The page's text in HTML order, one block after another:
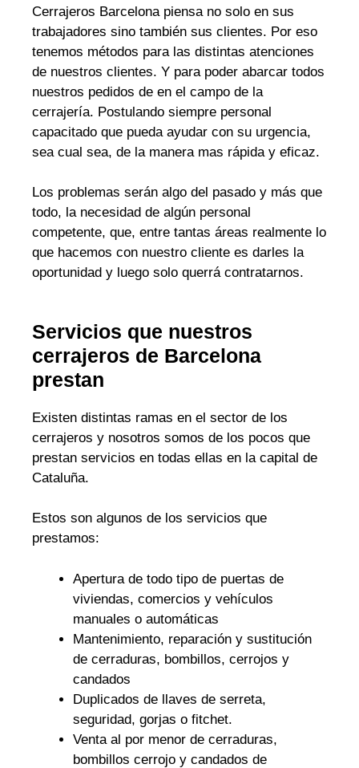
Cerrajeros Barcelona piensa no solo en sus
trabajadores sino también sus clientes. Por eso
tenemos métodos para las distintas atenciones
de nuestros clientes. Y para poder abarcar todos
nuestros pedidos de en el campo de la
cerrajería. Postulando siempre personal
capacitado que pueda ayudar con su urgencia,
sea cual sea, de la manera mas rápida y eficaz.
Los problemas serán algo del pasado y más que
todo, la necesidad de algún personal
competente, que, entre tantas áreas realmente lo
que hacemos con nuestro cliente es darles la
oportunidad y luego solo querrá contratarnos.
Servicios que nuestros
cerrajeros de Barcelona
prestan
Existen distintas ramas en el sector de los
cerrajeros y nosotros somos de los pocos que
prestan servicios en todas ellas en la capital de
Cataluña.
Estos son algunos de los servicios que
prestamos:
Apertura de todo tipo de puertas de
viviendas, comercios y vehículos
manuales o automáticas
Mantenimiento, reparación y sustitución
de cerraduras, bombillos, cerrojos y
candados
Duplicados de llaves de serreta,
seguridad, gorjas o fitchet.
Venta al por menor de cerraduras,
bombillos cerrojo y candados de